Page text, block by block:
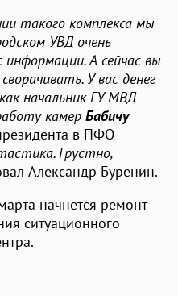
такого комплекса мы
УВД очень
информации. А сейчас вы
У вас денег
начальник ГУ МВД
камер Бабичу
в ПФО –
Грустно,
Александр Буренин.
начнется ремонт
ситуационного